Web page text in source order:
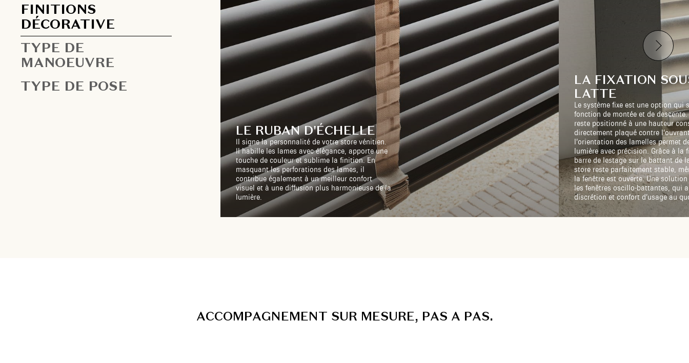
FINITIONS
DÉCORATIVE
TYPE DE
MANOEUVRE
TYPE DE POSE
LE RUBAN D'ÉCHELLE
Il signe la personnalité de votre store vénitien.
Il habille les lames avec élégance, apporte une
touche de couleur et sublime la finition. En
masquant les perforations des lames, il
contribue également à un meilleur confort
visuel et à une diffusion plus harmonieuse de la
lumière.
LA FIXATION
LATTE
Le système fixe est une option qui
fonction de montée et de
reste positionné à une hauteur
directement plaqué contre
l’orientation des lamelles permet
lumière avec précision. Grâce à la
barre de lestage sur le battant de
store reste parfaitement stable,
la fenêtre est ouverte. Une
les fenêtres oscillo-battantes, qui
discrétion et confort d’usage au
ACCOMPAGNEMENT SUR MESURE, PAS A PAS.